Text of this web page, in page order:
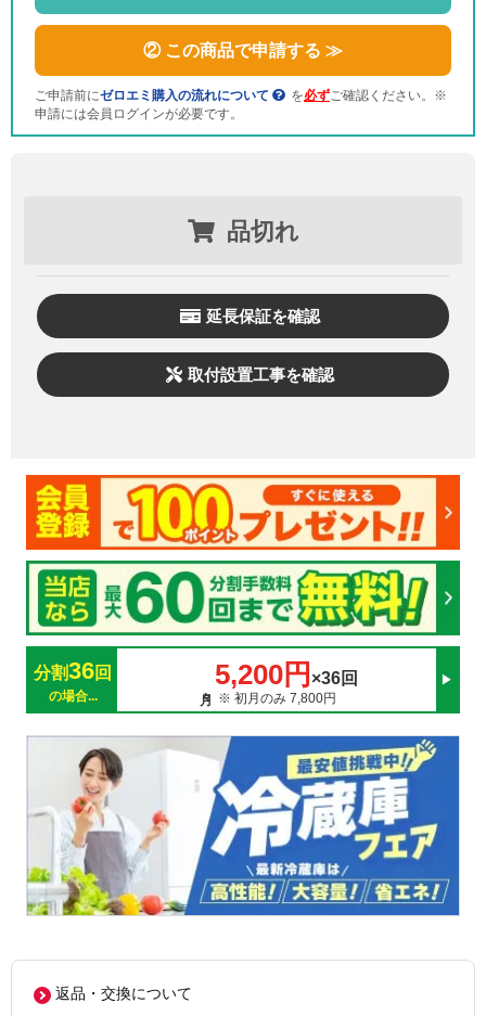
② この商品で申請する ≫
ご申請前にゼロエミ購入の流れについて を必ずご確認ください。※
申請には会員ログインが必要です。
品切れ
延長保証を確認
取付設置工事を確認
分割36回
の場合...
5,200円 ×36回
※ 初月のみ 7,800円
返品・交換について